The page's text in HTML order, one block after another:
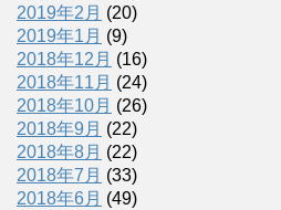
2019年2月 (20)
2019年1月 (9)
2018年12月 (16)
2018年11月 (24)
2018年10月 (26)
2018年9月 (22)
2018年8月 (22)
2018年7月 (33)
2018年6月 (49)